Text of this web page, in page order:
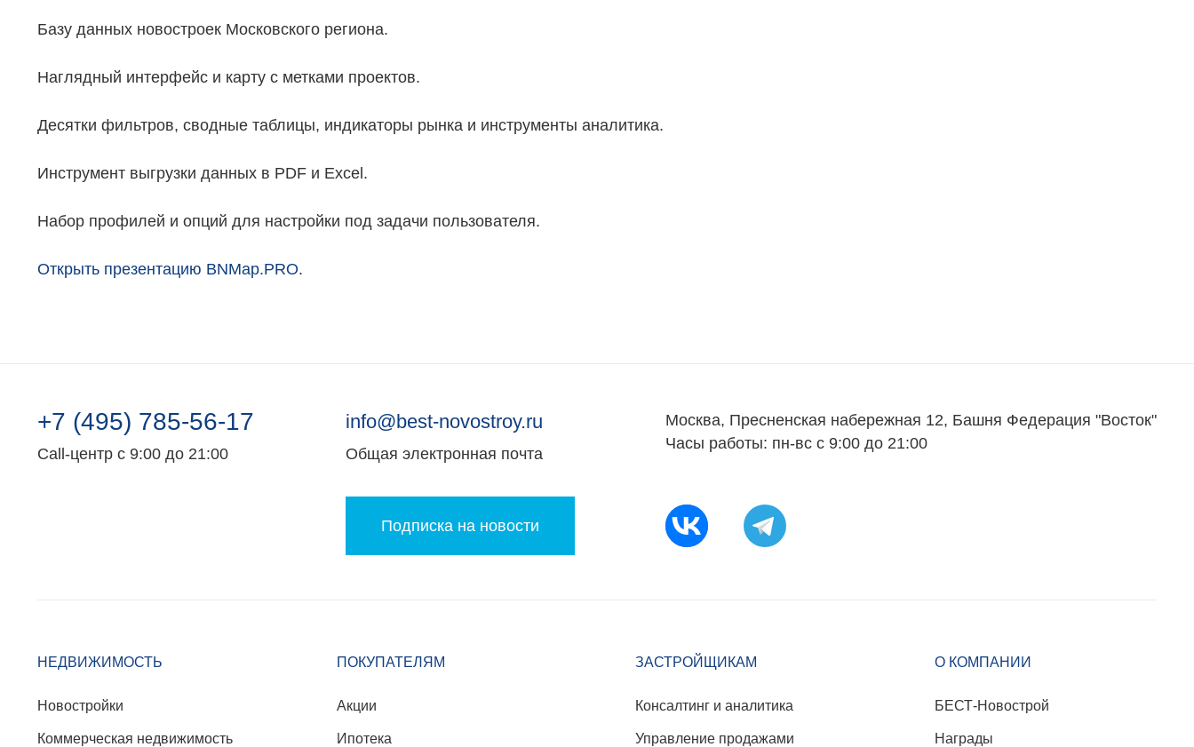
Базу данных новостроек Московского региона.
Наглядный интерфейс и карту с метками проектов.
Десятки фильтров, сводные таблицы, индикаторы рынка и инструменты аналитика.
Инструмент выгрузки данных в PDF и Excel.
Набор профилей и опций для настройки под задачи пользователя.
Открыть презентацию BNMap.PRO.
+7 (495) 785-56-17
Call-центр с 9:00 до 21:00
info@best-novostroy.ru
Общая электронная почта
Подписка на новости
Москва, Пресненская набережная 12, Башня Федерация "Восток"
Часы работы: пн-вс с 9:00 до 21:00
НЕДВИЖИМОСТЬ
Новостройки
Коммерческая недвижимость
ПОКУПАТЕЛЯМ
Акции
Ипотека
ЗАСТРОЙЩИКАМ
Консалтинг и аналитика
Управление продажами
О КОМПАНИИ
БЕСТ-Новострой
Награды